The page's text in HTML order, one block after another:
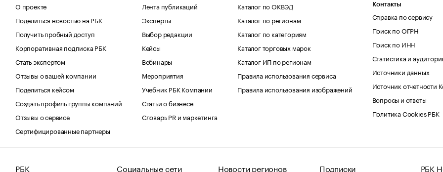
О проекте
Поделиться новостью на РБК
Получить пробный доступ
Корпоративная подписка РБК
Стать экспертом
Отзывы о вашей компании
Поделиться кейсом
Создать профиль группы компаний
Отзывы о сервисе
Сертифицированные партнеры
Лента публикаций
Эксперты
Выбор редакции
Кейсы
Вебинары
Мероприятия
Учебник РБК Компании
Статьи о бизнесе
Словарь PR и маркетинга
Каталог по ОКВЭД
Каталог по регионам
Каталог по категориям
Каталог торговых марок
Каталог ИП по регионам
Правила использования сервиса
Правила использования изображений
Контакты
Справка по сервису
Поиск по ОГРН
Поиск по ИНН
Статистика и
Источники данных
Источник отчетности
Вопросы и ответы
Политика Cookies РБК
РБК Социальные сети Новости регионов Подписки РБК